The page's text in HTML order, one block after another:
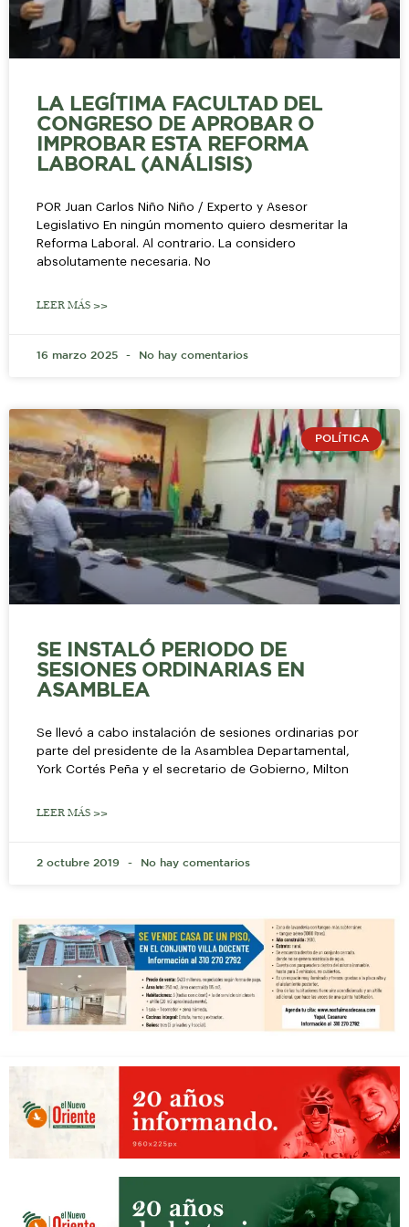
LA LEGÍTIMA FACULTAD DEL
CONGRESO DE APROBAR O
IMPROBAR ESTA REFORMA
LABORAL (ANÁLISIS)
POR Juan Carlos Niño Niño / Experto y Asesor
Legislativo En ningún momento quiero desmeritar la
Reforma Laboral. Al contrario. La considero
absolutamente necesaria. No
LEER MÁS >>
16 marzo 2025 No hay comentarios
POLÍTICA
SE INSTALÓ PERIODO DE
SESIONES ORDINARIAS EN
ASAMBLEA
Se llevó a cabo instalación de sesiones ordinarias por
parte del presidente de la Asamblea Departamental,
York Cortés Peña y el secretario de Gobierno, Milton
LEER MÁS >>
2 octubre 2019 No hay comentarios